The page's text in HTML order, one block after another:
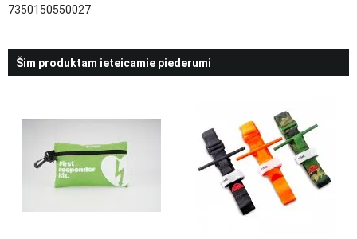
7350150550027
Šim produktam ieteicamie piederumi